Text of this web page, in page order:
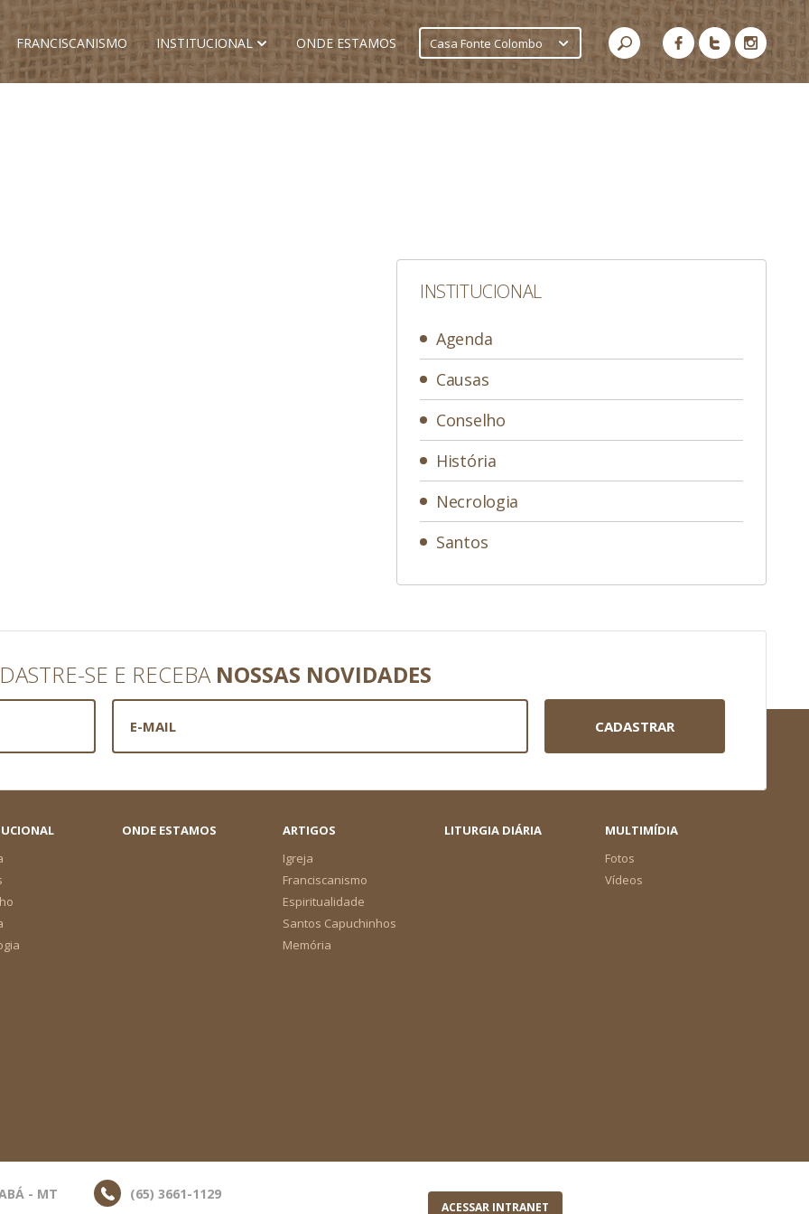
FRANCISCANISMO INSTITUCIONAL ONDE ESTAMOS Casa Fonte Colombo
INSTITUCIONAL
Agenda
Causas
Conselho
História
Necrologia
Santos
SE E RECEBA NOSSAS NOVIDADES
CADASTRAR
ONDE ESTAMOS
ARTIGOS
Igreja
Franciscanismo
Espiritualidade
Santos Capuchinhos
Memória
LITURGIA DIÁRIA
MULTIMÍDIA
Fotos
Vídeos
- MT (65) 3661-1129
ACESSAR INTRANET